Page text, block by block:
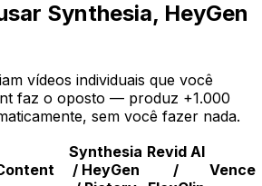
Synthesia, HeyGen
vídeos individuais que você
faz o oposto — produz +1.000
sem você fazer nada.
Synthesia
/ HeyGen
Revid AI
/
Vence